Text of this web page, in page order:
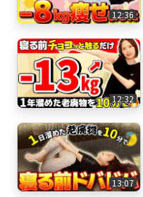
■twitter
https://twitter.com/
■Tiktok
https://vt.tiktok.com/
取材・コラボ・お仕事
12:36
12:32
13:07